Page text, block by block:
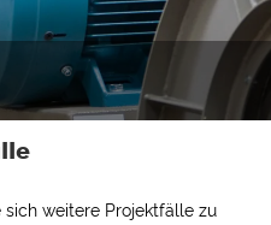
sich weitere Projektfälle zu